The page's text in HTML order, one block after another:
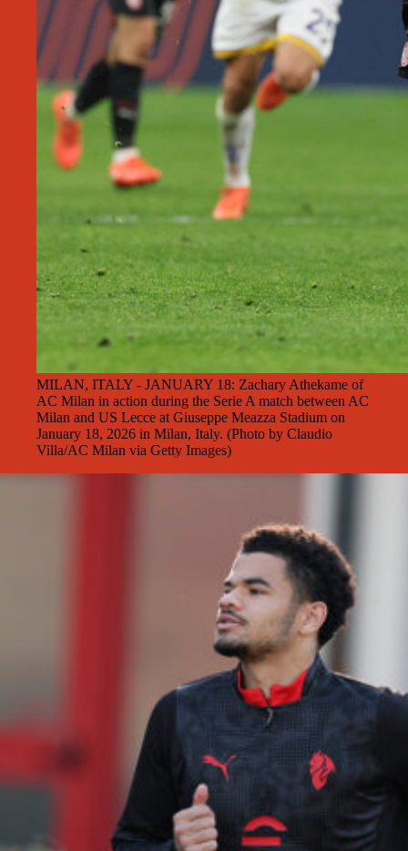
MILAN, ITALY - JANUARY 18: Zachary Athekame of
AC Milan in action during the Serie A match between AC
Milan and US Lecce at Giuseppe Meazza Stadium on
January 18, 2026 in Milan, Italy. (Photo by Claudio
Villa/AC Milan via Getty Images)